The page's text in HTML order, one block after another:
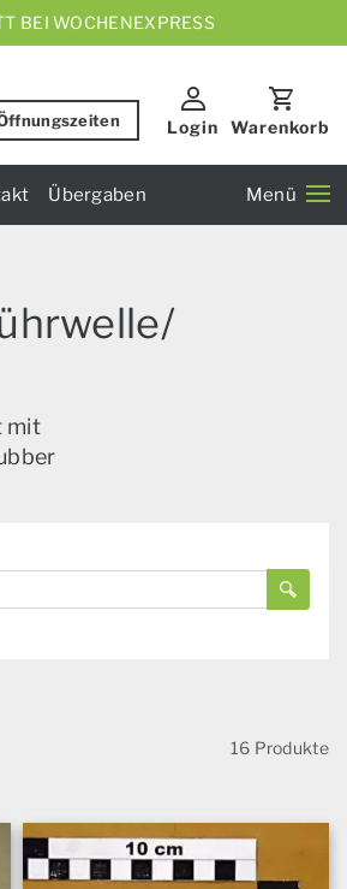
BEI WOCHENEXPRESS
Login Warenkorb
Übergaben Menü
mit
16 Produkte